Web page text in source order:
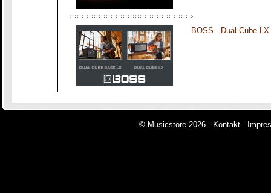
BOSS - Dual Cube
© Musicstore 2026 - Kontakt -